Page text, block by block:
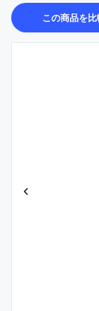
この商品を比
‹